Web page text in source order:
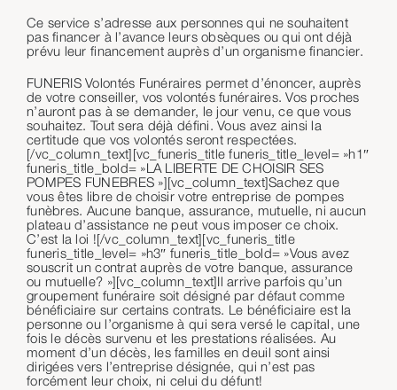
Ce service s’adresse aux personnes qui ne souhaitent
pas financer à l’avance leurs obsèques ou qui ont déjà
prévu leur financement auprès d’un organisme financier.
FUNERIS Volontés Funéraires permet d’énoncer, auprès
de votre conseiller, vos volontés funéraires. Vos proches
n’auront pas à se demander, le jour venu, ce que vous
souhaitez. Tout sera déjà défini. Vous avez ainsi la
certitude que vos volontés seront respectées.
[/vc_column_text][vc_funeris_title funeris_title_level= »h1″
funeris_title_bold= »LA LIBERTE DE CHOISIR SES
POMPES FUNEBRES »][vc_column_text]Sachez que
vous êtes libre de choisir votre entreprise de pompes
funèbres. Aucune banque, assurance, mutuelle, ni aucun
plateau d’assistance ne peut vous imposer ce choix.
C’est la loi ![/vc_column_text][vc_funeris_title
funeris_title_level= »h3″ funeris_title_bold= »Vous avez
souscrit un contrat auprès de votre banque, assurance
ou mutuelle? »][vc_column_text]Il arrive parfois qu’un
groupement funéraire soit désigné par défaut comme
bénéficiaire sur certains contrats. Le bénéficiaire est la
personne ou l’organisme à qui sera versé le capital, une
fois le décès survenu et les prestations réalisées. Au
moment d’un décès, les familles en deuil sont ainsi
dirigées vers l’entreprise désignée, qui n’est pas
forcément leur choix, ni celui du défunt!